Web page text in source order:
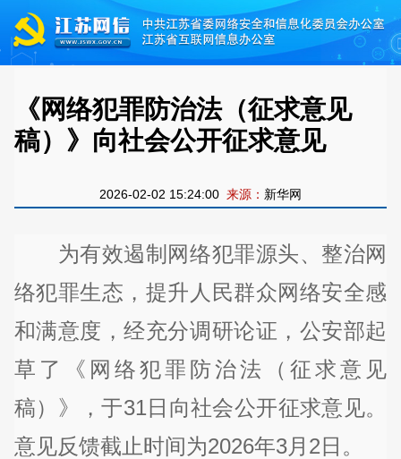
《网络犯罪防治法（征求意见
稿）》向社会公开征求意见
2026-02-02 15:24:00 来源： 新华网
为有效遏制网络犯罪源头、整治网
络犯罪生态，提升人民群众网络安全感
和满意度，经充分调研论证，公安部起
草了《网络犯罪防治法（征求意见
稿）》，于31日向社会公开征求意见。
意见反馈截止时间为2026年3月2日。